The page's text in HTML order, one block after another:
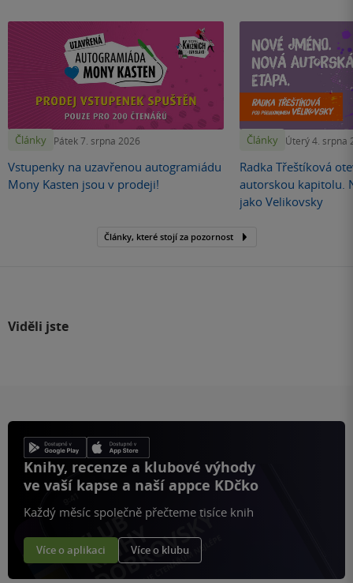
Články Pátek 7. srpna 2026
Vstupenky na uzavřenou autogramiádu
Mony Kasten jsou v prodeji!
Články Úterý 4. srpna
Radka Třeštíková
autorskou kapitolu.
jako Velikovsky
Články, které stojí za pozornost
Viděli jste
Knihy, recenze a klubové výhody
ve vaší kapse a naší appce KDčko
Každý měsíc společně přečteme tisíce knih
Více o aplikaci Více o klubu